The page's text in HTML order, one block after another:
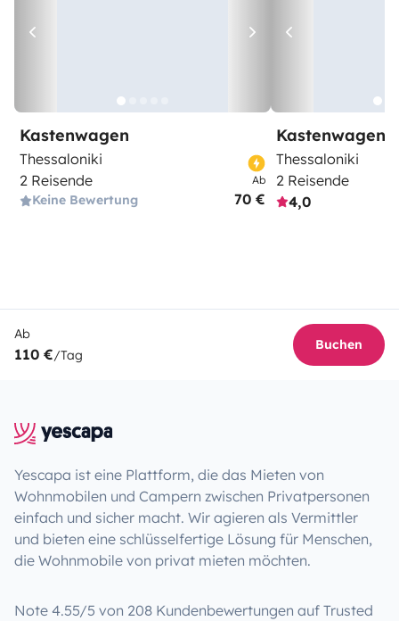
Kastenwagen
Thessaloniki
2 Reisende
Keine Bewertung
Ab
70 €
Kastenwagen
Thessaloniki
2 Reisende
4,0
Ab
110 €/Tag
Buchen
Yescapa ist eine Plattform, die das Mieten von
Wohnmobilen und Campern zwischen Privatpersonen
einfach und sicher macht. Wir agieren als Vermittler
und bieten eine schlüsselfertige Lösung für Menschen,
die Wohnmobile von privat mieten möchten.
Note 4.55/5 von 208 Kundenbewertungen auf Trusted